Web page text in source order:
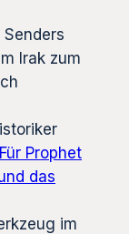
Irak zum
Für Prophet
das
im